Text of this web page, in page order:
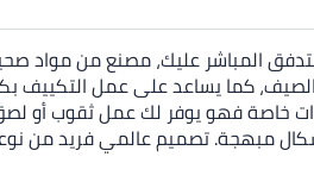
المباشر عليك، مصنع من
كما يساعد على عمل
خاصة فهو يوفر لك عمل ثقوب
مبهجة. تصميم عالمي فريد من